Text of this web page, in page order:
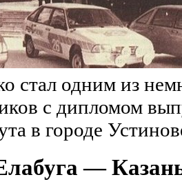
стал одним из
с дипломом
в городе
—